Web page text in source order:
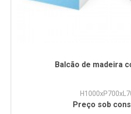
Balcão de madeira
Preço sob